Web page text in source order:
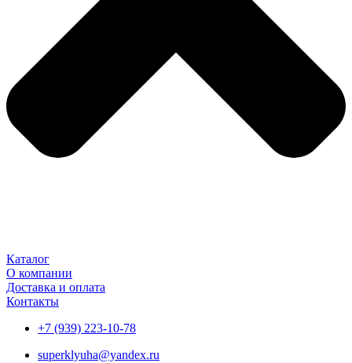
Каталог
О компании
Доставка и оплата
Контакты
+7 (939) 223-10-78
superklyuha@yandex.ru